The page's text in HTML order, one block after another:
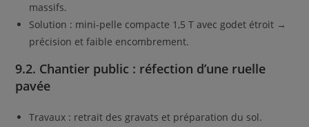
massifs.
Solution : mini-pelle compacte 1,5 T avec godet étroit →
précision et faible encombrement.
9.2. Chantier public : réfection d’une ruelle
pavée
Travaux : retrait des gravats et préparation du sol.